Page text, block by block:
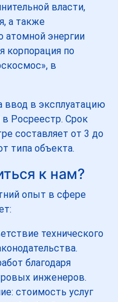
власти,
а также
атомной энергии
корпорация по
в
ввод в эксплуатацию
в Росреестр. Срок
составляет от 3 до
типа объекта.
к нам?
опыт в сфере
технического
благодаря
инженеров.
стоимость услуг